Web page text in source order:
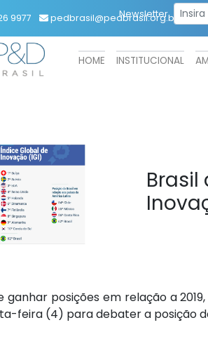
9977 pedbrasil@pedbrasil.org.br
Newsletter
HOME INSTITUCIONAL
ganhar posições em relação a
feira (4) para debater a posição